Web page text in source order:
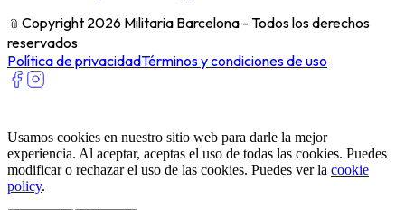
﹫ Copyright 2026 Militaria Barcelona - Todos los derechos
reservados
Política de privacidadTérminos y condiciones de uso
Usamos cookies en nuestro sitio web para darle la mejor
experiencia. Al aceptar, aceptas el uso de todas las cookies. Puedes
modificar o rechazar el uso de las cookies. Puedes ver la cookie
policy.